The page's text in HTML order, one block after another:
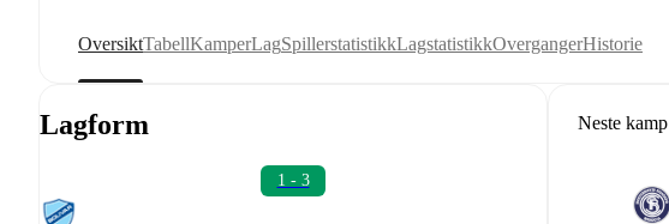
OversiktTabellKamperLagSpillerstatistikkLagstatistikkOvergangerHistorie
Lagform
1 - 3
Neste kamp